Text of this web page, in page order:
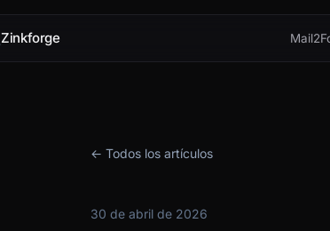
Zinkforge
← Todos los artículos
30 de abril de 2026